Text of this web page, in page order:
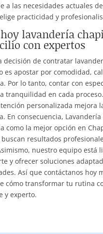
a las necesidades actuales
practicidad y
lavandería
con expertos
decisión de contratar
es apostar por comodidad,
Por lo tanto, contar con
tranquilidad en cada
personalizada mejora
En consecuencia, Lavandería
como la mejor opción en
resultados
nuestro equipo está
y ofrecer soluciones
Así que contáctanos hoy
cómo transformar tu rutina
y experto.